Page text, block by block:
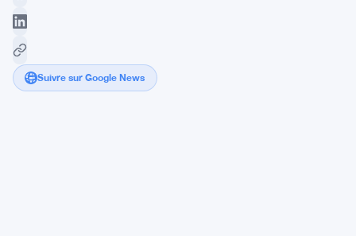
Suivre sur Google News